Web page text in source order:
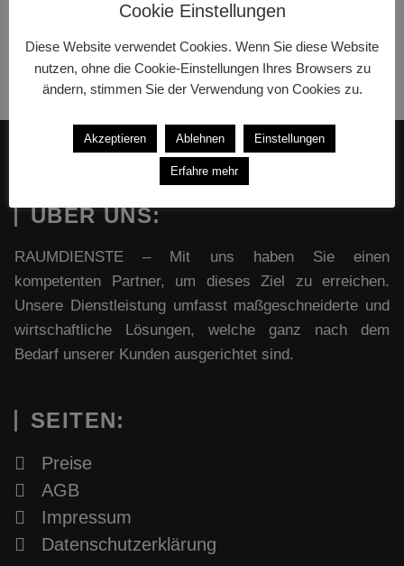
meinen nächsten Kommentar speichern.
ÜBER UNS:
RAUMDIENSTE – Mit uns haben Sie einen
kompetenten Partner, um dieses Ziel zu erreichen.
Unsere Dienstleistung umfasst maßgeschneiderte und
wirtschaftliche Lösungen, welche ganz nach dem
Bedarf unserer Kunden ausgerichtet sind.
SEITEN:
Preise
AGB
Impressum
Datenschutzerklärung
Cookie Einstellungen
Diese Website verwendet Cookies. Wenn Sie diese Website
nutzen, ohne die Cookie-Einstellungen Ihres Browsers zu
ändern, stimmen Sie der Verwendung von Cookies zu.
Akzeptieren Ablehnen Einstellungen
Erfahre mehr